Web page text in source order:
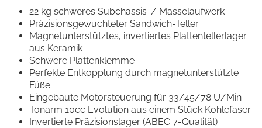
22 kg schweres Subchassis-/ Masselaufwerk
Präzisionsgewuchteter Sandwich-Teller
Magnetunterstütztes, invertiertes Plattentellerlager
aus Keramik
Schwere Plattenklemme
Perfekte Entkopplung durch magnetunterstützte
Füße
Eingebaute Motorsteuerung für 33/45/78 U/Min
Tonarm 10cc Evolution aus einem Stück Kohlefaser
Invertierte Präzisionslager (ABEC 7-Qualität)